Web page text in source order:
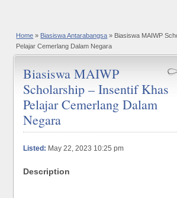
Home » Biasiswa Antarabangsa » Biasiswa MAIWP
Pelajar Cemerlang Dalam Negara
Biasiswa MAIWP
Scholarship – Insentif Khas
Pelajar Cemerlang Dalam
Negara
Listed: May 22, 2023 10:25 pm
Description